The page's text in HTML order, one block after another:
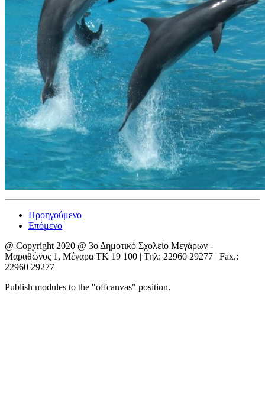
Προηγούμενο
Επόμενο
@ Copyright 2020 @ 3ο Δημοτικό Σχολείο Μεγάρων -
Μαραθώνος 1, Μέγαρα ΤΚ 19 100 | Τηλ: 22960 29277 | Fax.:
22960 29277
Publish modules to the "offcanvas" position.